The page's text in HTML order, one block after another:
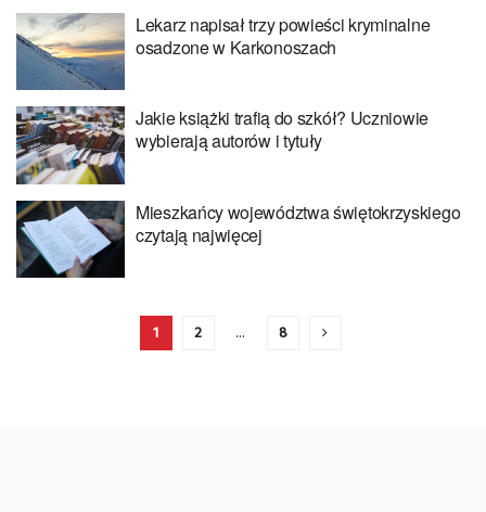
Lekarz napisał trzy powieści kryminalne
osadzone w Karkonoszach
Jakie książki trafią do szkół? Uczniowie
wybierają autorów i tytuły
Mieszkańcy województwa świętokrzyskiego
czytają najwięcej
1 2 … 8